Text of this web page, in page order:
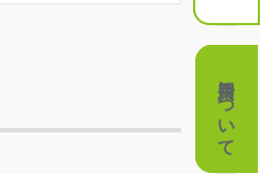
費用について
費用について